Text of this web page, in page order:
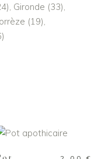
Gironde (33),
(19),
PANIER